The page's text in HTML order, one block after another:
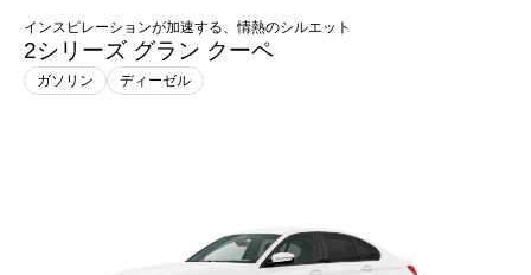
インスピレーションが加速する、情熱のシルエット
2シリーズ グラン クーペ
ガソリン ディーゼル